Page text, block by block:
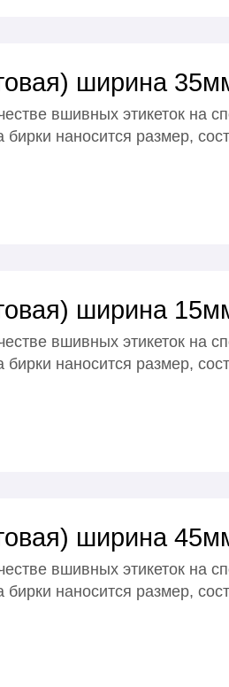
ширина
вшивных этикеток на
наносится размер,
ширина
вшивных этикеток на
наносится размер,
ширина
вшивных этикеток на
наносится размер,